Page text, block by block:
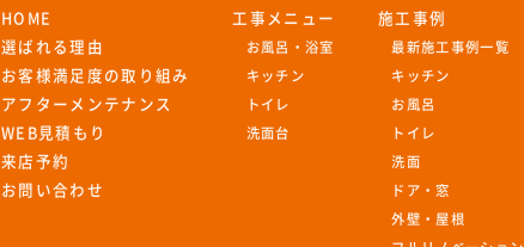
HOME
選ばれる理由
お客様満足度の取り組み
アフターメンテナンス
WEB見積もり
来店予約
お問い合わせ
工事メニュー
お風呂・浴室
キッチン
トイレ
洗面台
施工事例
最新施工事例一覧
キッチン
お風呂
トイレ
洗面
ドア・窓
外壁・屋根